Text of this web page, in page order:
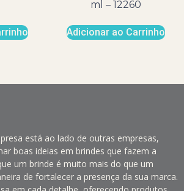
ml – 12260
Adicionar ao Carrinho
está ao lado de outras empresas,
boas ideias em brindes que fazem a
um brinde é muito mais do que um
de fortalecer a presença da sua marca.